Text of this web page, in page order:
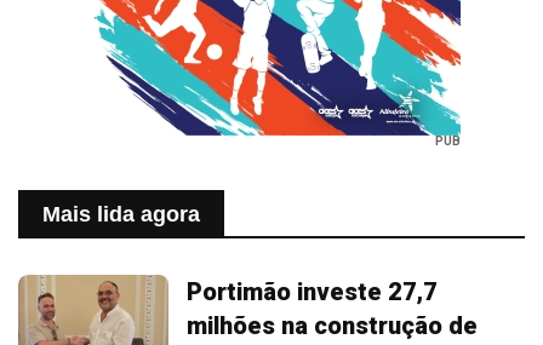
PUB
Mais lida agora
Portimão investe 27,7
milhões na construção de